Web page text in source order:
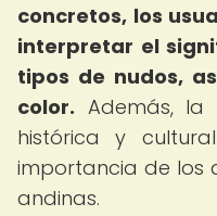
concretos, los
interpretar el
tipos de nudos,
color. Además, la
histórica y
importancia de los
andinas.